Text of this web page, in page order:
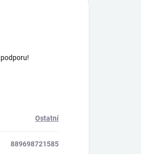
Ostatní
889698721585